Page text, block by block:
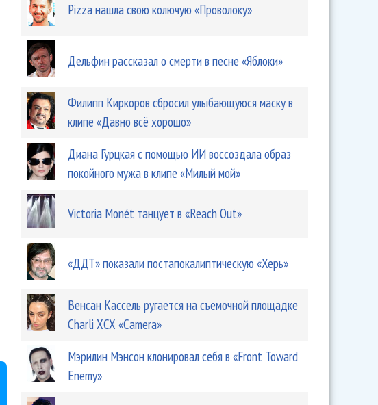
Pizza нашла свою колючую «Проволоку»
Дельфин рассказал о смерти в песне «Яблоки»
Филипп Киркоров сбросил улыбающуюся маску в
клипе «Давно всё хорошо»
Диана Гурцкая с помощью ИИ воссоздала образ
покойного мужа в клипе «Милый мой»
Victoria Monét танцует в «Reach Out»
«ДДТ» показали постапокалиптическую «Херь»
Венсан Кассель ругается на съемочной площадке
Charli XCX «Camera»
Мэрилин Мэнсон клонировал себя в «Front Toward
Enemy»